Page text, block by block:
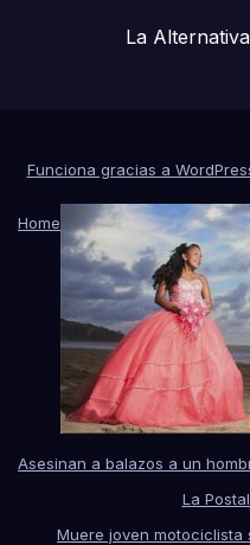
La
Funciona gracias a
Home
Asesinan a balazos a un
La
Muere joven